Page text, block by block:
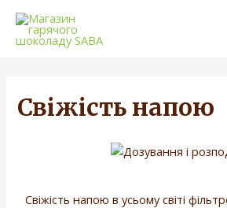
Свіжість напою
Свіжість напою в усьому світі